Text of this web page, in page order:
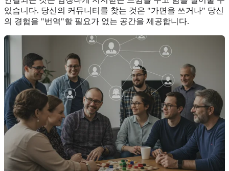
있습니다. 당신의 커뮤니티를 찾는 것은 "가면을 쓰거나" 당신
의 경험을 "번역"할 필요가 없는 공간을 제공합니다.